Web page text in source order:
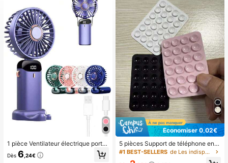
1 pièce Ventilateur électrique porta
ble mini, ventilateur portable rechar
geable USB, ventilateur de cou, ve
Dès 6 ,24€
Économiser 0,02€
5 pièces Support de téléphone en si
licone avec ventouse, support de té
léphone à ventouse, support de télé
#1 BEST-SELLERS de Les indispensables pour voyager en été Essentie